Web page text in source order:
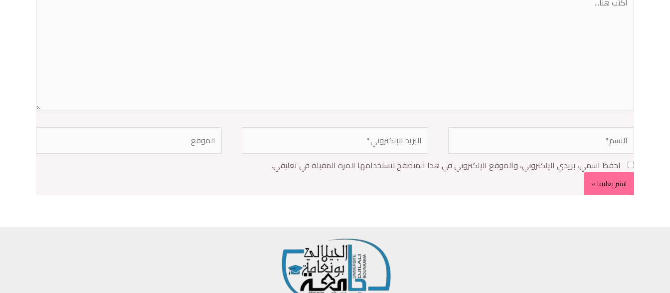
احفظ اسمي، بريدي الإلكتروني، والموقع الإلكتروني في هذا المتصفح لاستخدامها المرة المقبلة في تعليقي.